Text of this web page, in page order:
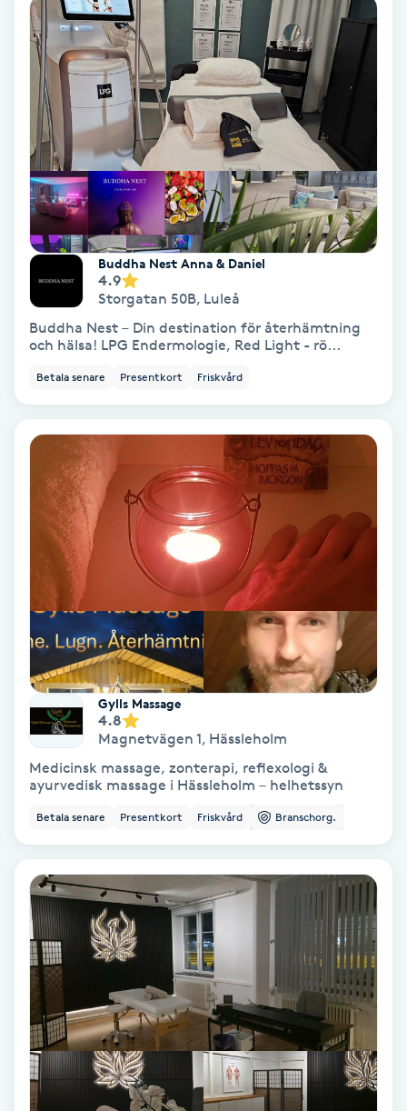
Ansiktsbehandling djuprengörande
Babylights
Balayage
Bambumassage
Barber
Barnklippning
BIAB
Bottenfärg
Brynformning
Brynfärgning
Brynplockning
Bröllopsuppsättning
Celluliter
Coachning
Color correction
Cryoterapi
Damklippning
Dermapen
Diamantslipning
Buddha Nest Anna & Daniel
4.9
Storgatan 50B, Luleå
Buddha Nest – Din destination för återhämtning
och hälsa! LPG Endermologie, Red Light - rö...
Betala senare Presentkort Friskvård
Gylls Massage
4.8
Magnetvägen 1, Hässleholm
Medicinsk massage, zonterapi, reflexologi &
ayurvedisk massage i Hässleholm – helhetssyn
Betala senare Presentkort Friskvård Branschorg.